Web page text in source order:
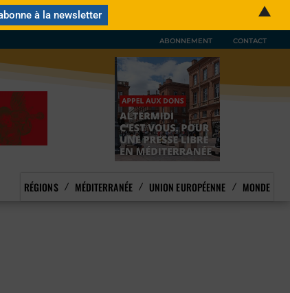
ABONNEMENT CONTACT
RÉGIONS MÉDITERRANÉE UNION EUROPÉENNE MONDE
▲